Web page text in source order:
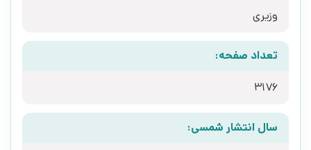
وزیری
تعداد صفحه:
3176
سال انتشار شمسی: